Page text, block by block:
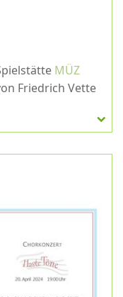
MÜZ
Friedrich Vette